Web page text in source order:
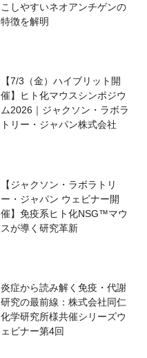
こしやすいネオアンチゲンの
特徴を解明
【7/3（金）ハイブリット開
催】ヒト化マウスシンポジウ
ム2026｜ジャクソン・ラボラ
トリー・ジャパン株式会社
【ジャクソン・ラボラトリ
ー・ジャパン ウェビナー開
催】免疫系ヒト化NSG™マウ
スが導く研究革新
炎症から読み解く免疫・代謝
研究の最前線：株式会社同仁
化学研究所様共催シリーズウ
ェビナー第4回